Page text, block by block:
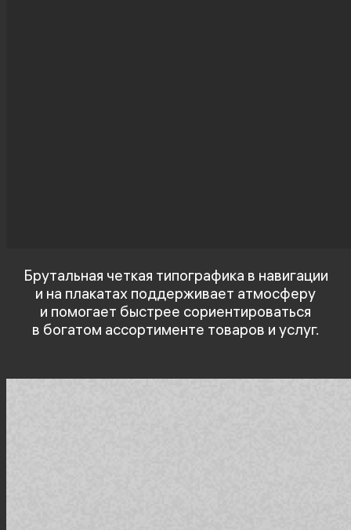
Брутальная четкая типографика в навигации
и на плакатах поддерживает атмосферу
и помогает быстрее сориентироваться
в богатом ассортименте товаров и услуг.